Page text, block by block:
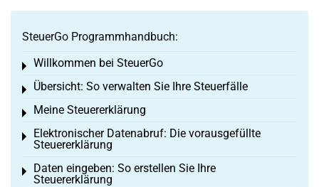
SteuerGo Programmhandbuch:
Willkommen bei SteuerGo
Toggle menu
Übersicht: So verwalten Sie Ihre Steuerfälle
Toggle menu
Meine Steuererklärung
Toggle menu
Elektronischer Datenabruf: Die vorausgefüllte
Steuererklärung
Toggle menu
Daten eingeben: So erstellen Sie Ihre
Steuererklärung
Toggle menu